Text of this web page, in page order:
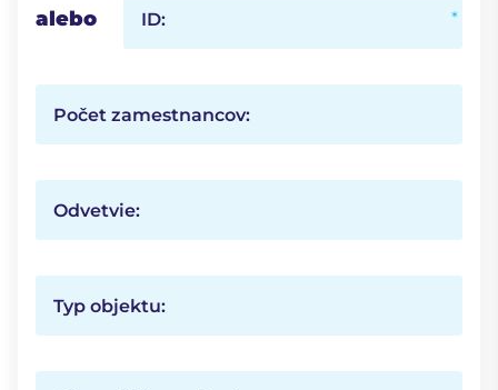
alebo ID:
Počet zamestnancov:
Odvetvie:
Typ objektu: